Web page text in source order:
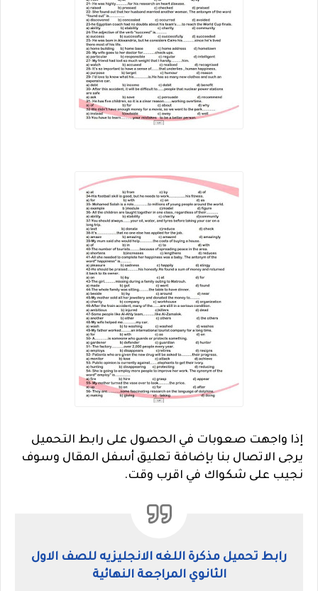
إذا واجهت صعوبات في الحصول على رابط التحميل
يرجى الاتصال بنا بإضافة تعليق أسفل المقال وسوف
نجيب على شكواك في اقرب وقت.
رابط تحميل مذكرة اللغه الانجليزيه للصف الاول
الثانوي المراجعة النهائية